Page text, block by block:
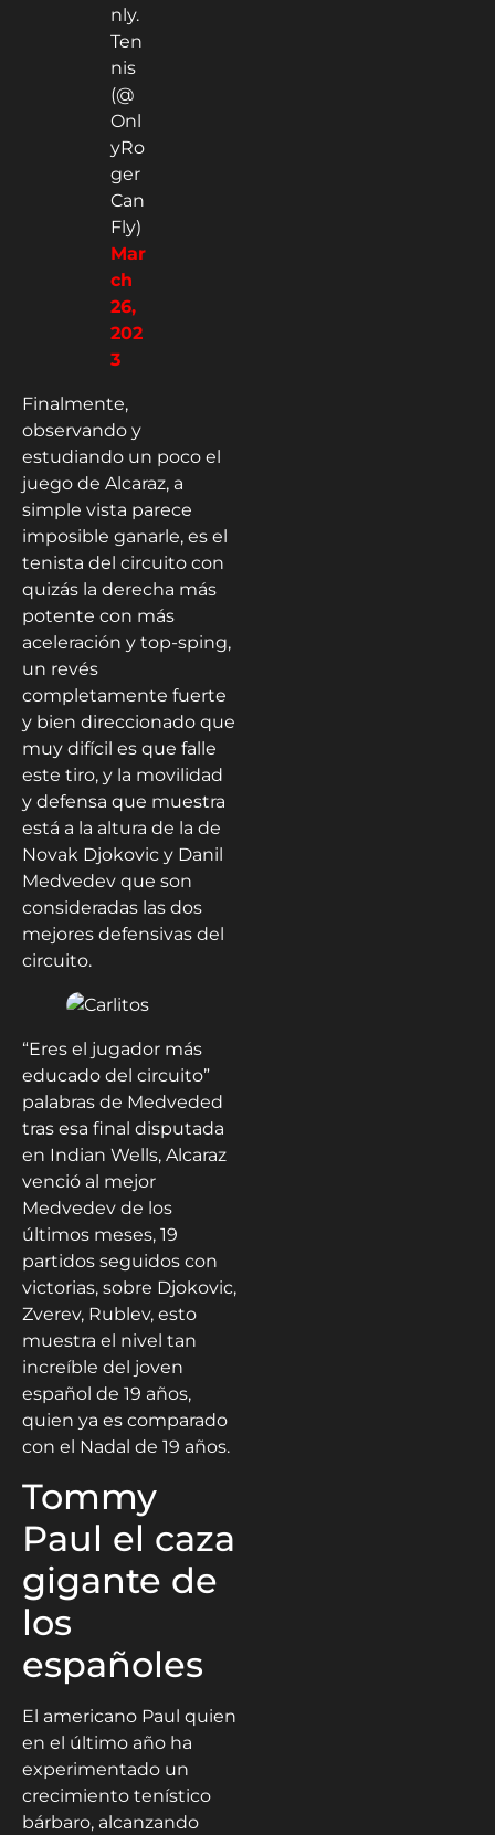
nly.
Ten
nis
(@
Onl
yRo
ger
Can
Fly)
Mar
ch
26,
202
3
Finalmente,
observando y
estudiando un poco el
juego de Alcaraz, a
simple vista parece
imposible ganarle, es el
tenista del circuito con
quizás la derecha más
potente con más
aceleración y top-sping,
un revés
completamente fuerte
y bien direccionado que
muy difícil es que falle
este tiro, y la movilidad
y defensa que muestra
está a la altura de la de
Novak Djokovic y Danil
Medvedev que son
consideradas las dos
mejores defensivas del
circuito.
“Eres el jugador más
educado del circuito”
palabras de Medveded
tras esa final disputada
en Indian Wells, Alcaraz
venció al mejor
Medvedev de los
últimos meses, 19
partidos seguidos con
victorias, sobre Djokovic,
Zverev, Rublev, esto
muestra el nivel tan
increíble del joven
español de 19 años,
quien ya es comparado
con el Nadal de 19 años.
Tommy
Paul el caza
gigante de
los
españoles
El americano Paul quien
en el último año ha
experimentado un
crecimiento tenístico
bárbaro, alcanzando